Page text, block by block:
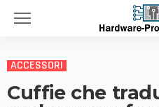
ACCESSORI
Cuffie che